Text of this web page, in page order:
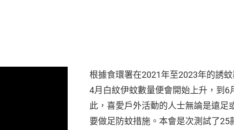
根據食環署在2021年至2023年的誘
4月白紋伊蚊數量便會開始上升，到6
此，喜愛戶外活動的人士無論是遠足
要做足防蚊措施。本會是次測試了25